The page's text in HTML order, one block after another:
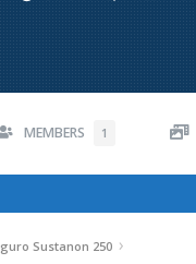
MEMBERS 1
Sustanon 250 ›